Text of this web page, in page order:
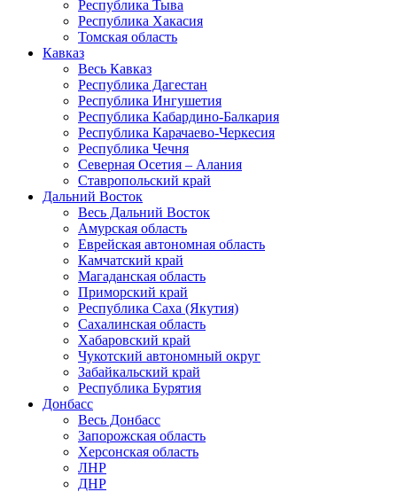
Республика Тыва
Республика Хакасия
Томская область
Кавказ
Весь Кавказ
Республика Дагестан
Республика Ингушетия
Республика Кабардино-Балкария
Республика Карачаево-Черкесия
Республика Чечня
Северная Осетия – Алания
Ставропольский край
Дальний Восток
Весь Дальний Восток
Амурская область
Еврейская автономная область
Камчатский край
Магаданская область
Приморский край
Республика Саха (Якутия)
Сахалинская область
Хабаровский край
Чукотский автономный округ
Забайкальский край
Республика Бурятия
Донбасс
Весь Донбасс
Запорожская область
Херсонская область
ЛНР
ДНР